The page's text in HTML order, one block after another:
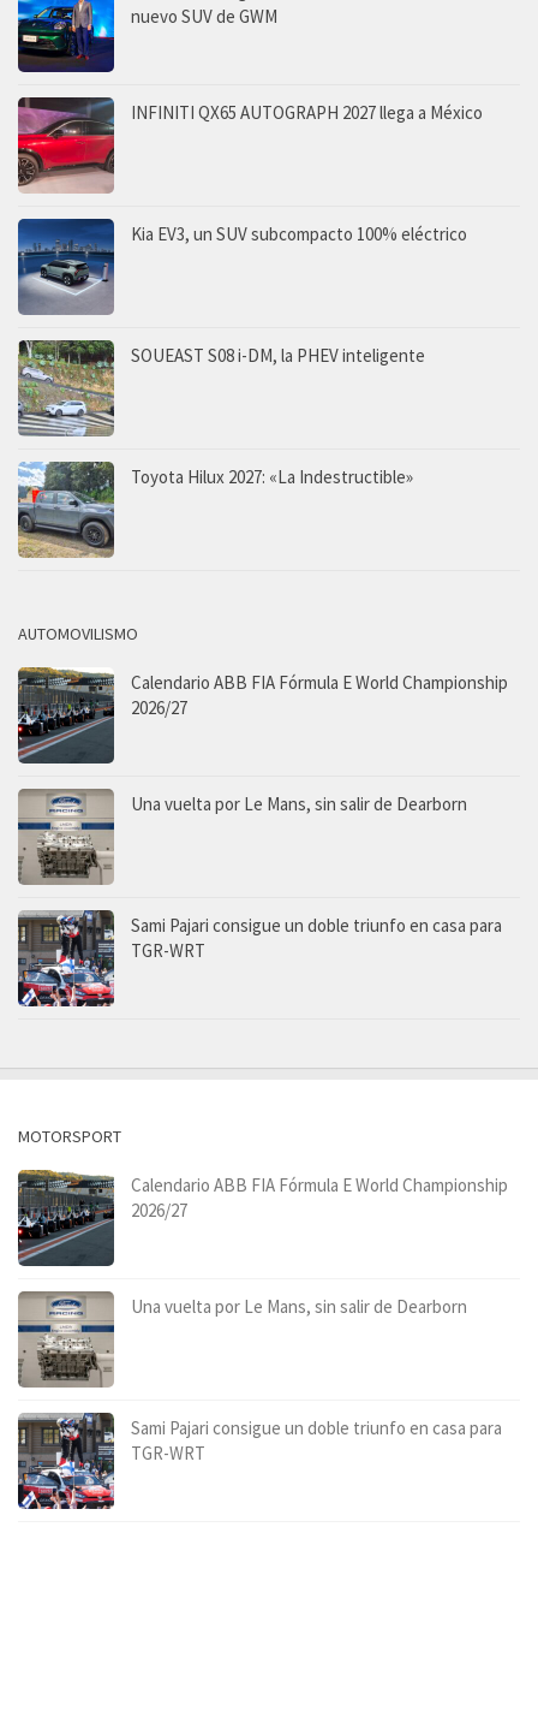
nuevo SUV de GWM
INFINITI QX65 AUTOGRAPH 2027 llega a México
Kia EV3, un SUV subcompacto 100% eléctrico
SOUEAST S08 i-DM, la PHEV inteligente
Toyota Hilux 2027: «La Indestructible»
AUTOMOVILISMO
Calendario ABB FIA Fórmula E World Championship
2026/27
Una vuelta por Le Mans, sin salir de Dearborn
Sami Pajari consigue un doble triunfo en casa para
TGR-WRT
MOTORSPORT
Calendario ABB FIA Fórmula E World Championship
2026/27
Una vuelta por Le Mans, sin salir de Dearborn
Sami Pajari consigue un doble triunfo en casa para
TGR-WRT